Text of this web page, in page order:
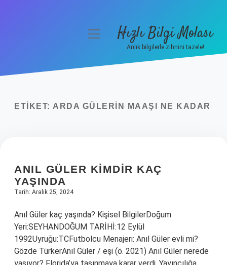
Yasal Uyarı
menüyüHızlı Bilgi Molası
Anlık bilgilerle zihnini tazele!
ETIKET: ARDA GÜLERIN MAAŞI NE KADAR
ANIL GÜLER KIMDIR KAÇ
YAŞINDA
Tarih: Aralık 25, 2024
Anıl Güler kaç yaşında? Kişisel BilgilerDoğum
Yeri:SEYHANDOĞUM TARİHİ:12 Eylül
1992Uyruğu:TCFutbolcu Menajeri: Anıl Güler evli mi?
Gözde TürkerAnıl Güler / eşi (ö. 2021) Anıl Güler nerede